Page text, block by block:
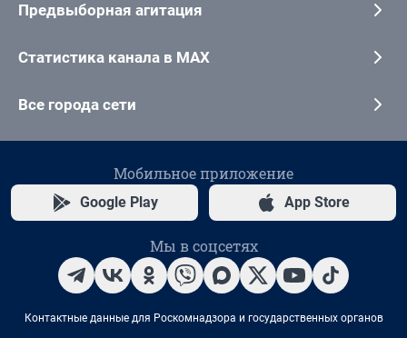
Предвыборная агитация
Статистика канала в MAX
Все города сети
Мобильное приложение
Google Play App Store
Мы в соцсетях
Контактные данные для Роскомнадзора и государственных органов